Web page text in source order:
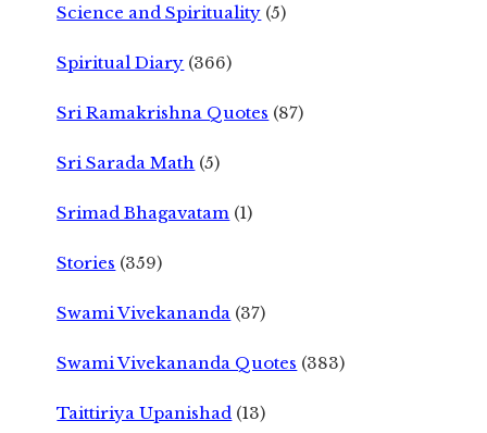
Science and Spirituality (5)
Spiritual Diary (366)
Sri Ramakrishna Quotes (87)
Sri Sarada Math (5)
Srimad Bhagavatam (1)
Stories (359)
Swami Vivekananda (37)
Swami Vivekananda Quotes (383)
Taittiriya Upanishad (13)